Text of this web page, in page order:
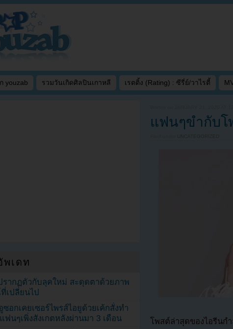
youzab รวมวันเกิดศิลปินเกาหลี เรตติ้ง (Rating) : ซีรี่ย์/วาไรตี้
แฟนๆขำกับโ
UNCATEGORIZED
โพสต์ล่าสุดของไอรีนก
พเดท
รากฏตัวกับลุคใหม่ สะดุดตาด้วยภาพ
เปลี่ยนไป
อกเคยเซอร์ไพรส์ไอยูด้วยเค้กสั่งทำ
ฟนๆเพิ่งสังเกตหลังผ่านมา 3 เดือน